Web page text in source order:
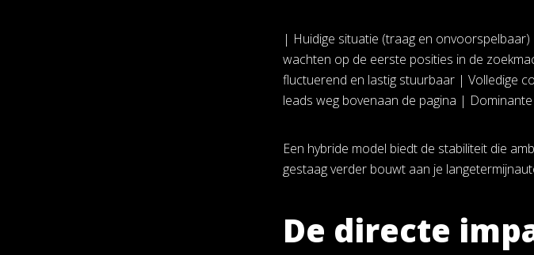
| Huidige situatie (traag en
wachten op de eerste posities in de
fluctuerend en lastig stuurbaar | Volledige
leads weg bovenaan de pagina |
Een hybride model biedt de stabiliteit die
gestaag verder bouwt aan je
De directe